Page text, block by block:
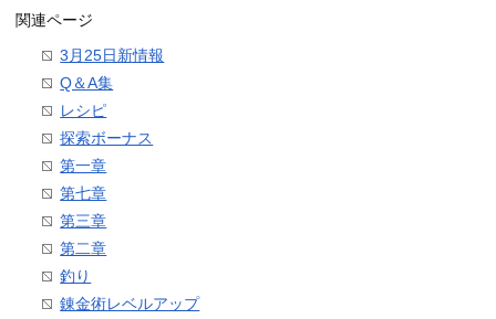
関連ページ
3月25日新情報
Q＆A集
レシピ
探索ボーナス
第一章
第七章
第三章
第二章
釣り
錬金術レベルアップ